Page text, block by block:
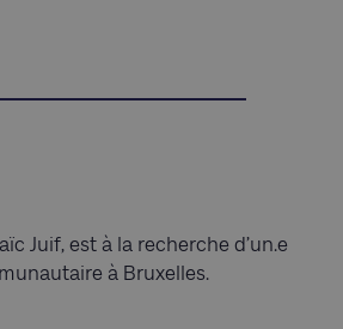
Juif, est à la recherche d’un.e
à Bruxelles.